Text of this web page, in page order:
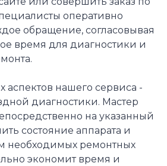
оперативно
обращение, согласовывая
время для диагностики и
нашего сервиса -
диагностики. Мастер
на указанный
состояние аппарата и
необходимых ремонтных
экономит время и